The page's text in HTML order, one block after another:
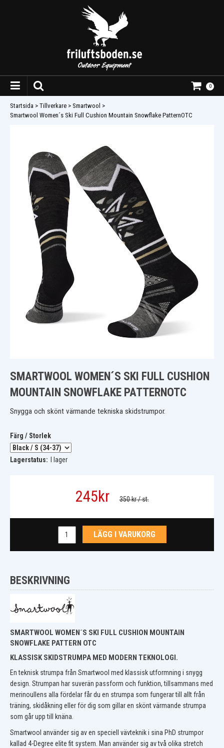
0
Startsida > Tillverkare > Smartwool >
Smartwool Women´s Ski Full Cushion Mountain Snowflake PatternOTC
SMARTWOOL WOMEN´S SKI FULL CUSHION
MOUNTAIN SNOWFLAKE PATTERNOTC
Snygga och skönt värmande tekniska skidstrumpor.
Färg / Storlek
Lagerstatus: I lager
245kr 350 kr/ st.
LÄGG I VARUKORG
BESKRIVNING
SMARTWOOL WOMEN´S SKI FULL CUSHION MOUNTAIN
SNOWFLAKE PATTERN OTC
KLASSISK SKIDSTRUMPA MED MODERN TEKNOLOGI.
En teknisk strumpa från Smartwool med klassisk utformning i snygg
design. Strumpan har suverän passform och funktion, tillsammans med
merinoullens alla fördelar får du en strumpa som fungerar till allt från
träning, skidåkning eller för dig som gillar en skönt värmande strumpa
som går upp till knäna.
Smartwool använder sig av en speciell vävteknik i sina PhD strumpor
kallad 4-Degree elite fit system. Man använder sig av två olika stretch